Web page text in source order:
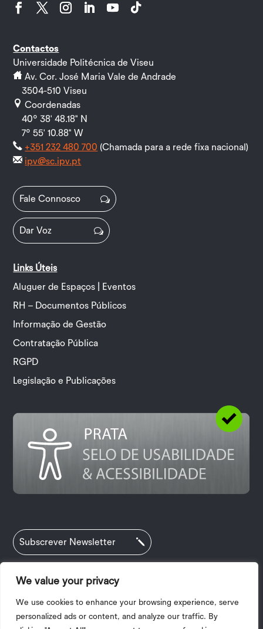
We value your privacy
We use cookies to enhance your browsing experience, serve
personalized ads or content, and analyze our traffic. By
Contactos
Universidade Politécnica de Viseu
Av. Cor. José Maria Vale de Andrade
3504-510 Viseu
Coordenadas
40º 38' 48.18" N
7º 55' 10.88" W
+351 232 480 700 (Chamada para a rede fixa nacional)
ipv@sc.ipv.pt
Fale Connosco
Dar Voz
Links Úteis
Aluguer de Espaços | Eventos
RH – Documentos Públicos
Informação de Gestão
Contratação Pública
RGPD
Legislação e Publicações
Subscrever Newsletter
| 2025 © Copyright I.P.V.